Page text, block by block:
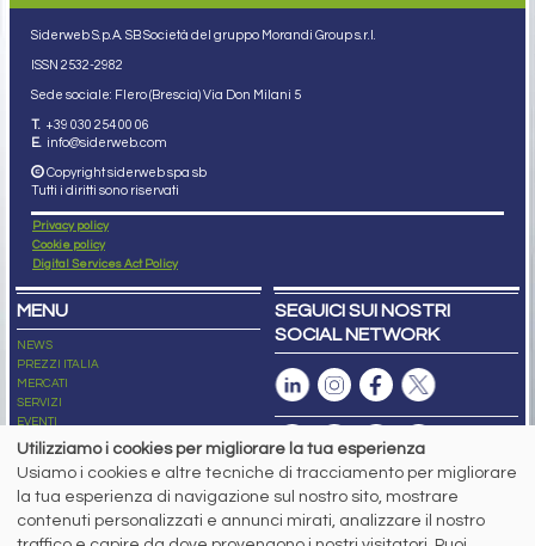
Siderweb S.p.A. SB Società del gruppo Morandi Group s.r.l.
ISSN 2532-2982
Sede sociale: Flero (Brescia) Via Don Milani 5
T. +39 030 254 00 06
E. info@siderweb.com
Copyright siderweb spa sb
Tutti i diritti sono riservati
Privacy policy
Cookie policy
Digital Services Act Policy
MENU
NEWS
PREZZI ITALIA
MERCATI
SERVIZI
EVENTI
ABBONAMENTI
NEWSLETTER
SEGUICI SUI NOSTRI
SOCIAL NETWORK
Capitale Sociale: 190.000€ interamente versato
Registro delle Imprese di Brescia
Utilizziamo i cookies per migliorare la tua esperienza
Usiamo i cookies e altre tecniche di tracciamento per migliorare
la tua esperienza di navigazione sul nostro sito, mostrare
contenuti personalizzati e annunci mirati, analizzare il nostro